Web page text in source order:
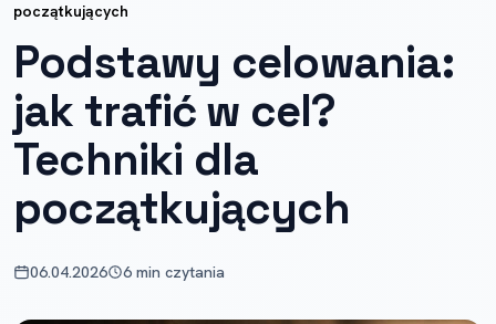
początkujących
Podstawy celowania:
jak trafić w cel?
Techniki dla
początkujących
06.04.2026 6 min czytania